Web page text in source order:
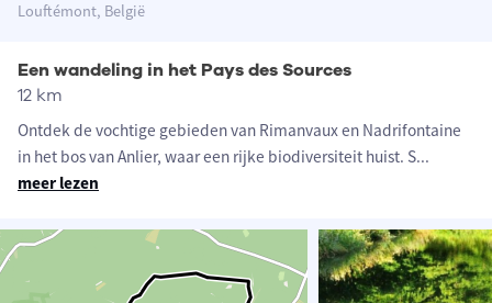
Louftémont, België
Een wandeling in het Pays des Sources
12 km
Ontdek de vochtige gebieden van Rimanvaux en Nadrifontaine
in het bos van Anlier, waar een rijke biodiversiteit huist. S...
meer lezen